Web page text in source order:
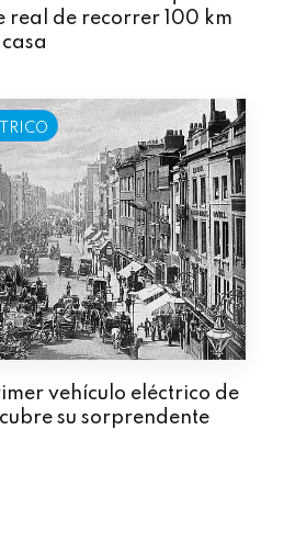
real de recorrer 100 km
vehículo eléctrico de
su sorprendente